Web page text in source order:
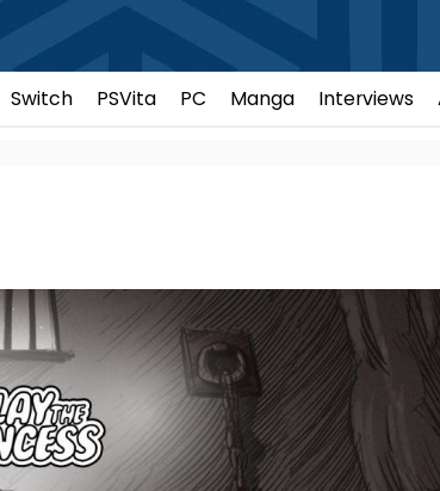
Switch PSVita PC Manga Interviews